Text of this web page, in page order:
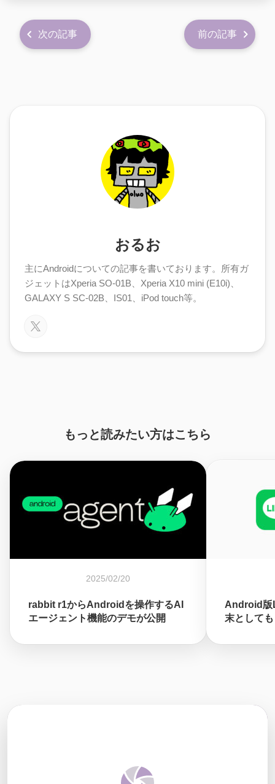
次の記事 前の記事
おるお
主にAndroidについての記事を書いております。所有ガ
ジェットはXperia SO-01B、Xperia X10 mini (E10i)、
GALAXY S SC-02B、IS01、iPod touch等。
もっと読みたい方はこちら
2025/02/20
rabbit r1からAndroidを操作するAI
エージェント機能のデモが公開
Android版
末として